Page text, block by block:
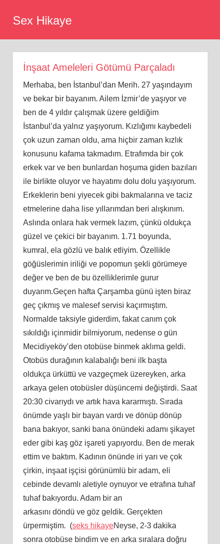
Sex Hikaye
İnşaat Ameleleri Götümü Parçaladı
Merhaba, ben İstanbul’dan Merih. 27 yaşındayım
ve bekar bir bayanım. Ailem İzmir’de yaşıyor ve
ben de 4 yıldır çalışmak üzere geldiğim
İstanbul’da yalnız yaşıyorum. Kızlığımı kaybedeli
çok uzun zaman oldu, ama hiçbir zaman kızlık
konusunu kafama takmadım. Etrafımda bir çok
erkek var ve ben bunlardan hoşuma giden bazıları
ile birlikte oluyor ve hayatımı dolu dolu yaşıyorum.
Erkeklerin beni yiyecek gibi bakmalarına ve taciz
etmelerine daha lise yıllarımdan beri alışkınım.
Aslında onlara hak vermek lazım, çünkü oldukça
güzel ve çekici bir bayanım. 1.71 boyunda,
kumral, ela gözlü ve balık etliyim. Özellikle
göğüslerimin iriliği ve popomun şekli görümeye
değer ve ben de bu özelliklerimle gurur
duyarım.Geçen hafta Çarşamba günü işten biraz
geç çıkmış ve malesef servisi kaçırmıştım.
Normalde taksiyle giderdim, fakat canım çok
sıkıldığı içinmidir bilmiyorum, nedense o gün
Mecidiyeköy’den otobüse binmek aklıma geldi.
Otobüs durağının kalabalığı beni ilk başta
oldukça ürküttü ve vazgeçmek üzereyken, arka
arkaya gelen otobüsler düşüncemi değiştirdi. Saat
20:30 civarıydı ve artık hava kararmıştı. Sırada
önümde yaşlı bir bayan vardı ve dönüp dönüp
bana bakıyor, sanki bana önündeki adamı şikayet
eder gibi kaş göz işareti yapıyordu. Ben de merak
ettim ve baktım. Kadının önünde iri yarı ve çok
çirkin, inşaat işçisi görünümlü bir adam, eli
cebinde devamlı aletiyle oynuyor ve etrafına tuhaf
tuhaf bakıyordu. Adam bir an
arkasını döndü ve göz geldik. Gerçekten
ürpermiştim. (seks hikayeNeyse, 2-3 dakika
sonra otobüse bindim ve en arka sıralara doğru